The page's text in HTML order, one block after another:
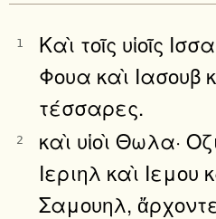
1
Καὶ τοῖς υἱοῖς
Φουα καὶ Ιασουβ
τέσσαρες.
2
καὶ υἱοὶ Θωλα·
Ιεριηλ καὶ Ιεμου
Σαμουηλ,